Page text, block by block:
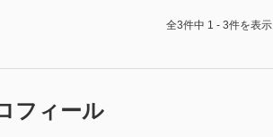
全3件中 1 - 3件を表示
フィール